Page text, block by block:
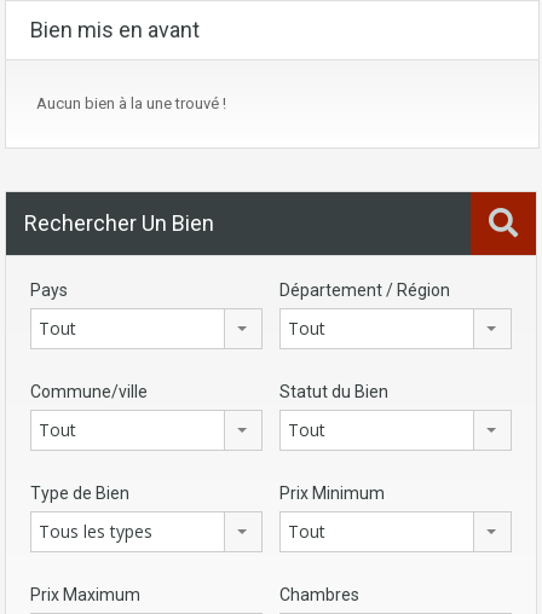
Bien mis en avant
Aucun bien à la une trouvé !
Rechercher Un Bien
Pays
Tout
Département / Région
Tout
Commune/ville
Tout
Statut du Bien
Tout
Type de Bien
Tous les types
Prix Minimum
Tout
Prix Maximum Chambres